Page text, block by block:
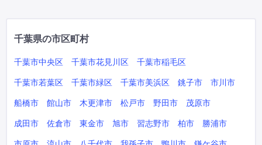
千葉県の市区町村
千葉市中央区 千葉市花見川区 千葉市稲毛区
千葉市若葉区 千葉市緑区 千葉市美浜区 銚子市 市川市
船橋市 館山市 木更津市 松戸市 野田市 茂原市
成田市 佐倉市 東金市 旭市 習志野市 柏市 勝浦市